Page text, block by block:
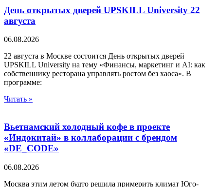
День открытых дверей UPSKILL University 22
августа
06.08.2026
22 августа в Москве состоится День открытых дверей
UPSKILL University на тему «Финансы, маркетинг и AI: как
собственнику ресторана управлять ростом без хаоса». В
программе:
Читать »
Вьетнамский холодный кофе в проекте
«Индокитай» в коллаборации с брендом
«DE_CODE»
06.08.2026
Москва этим летом будто решила примерить климат Юго-